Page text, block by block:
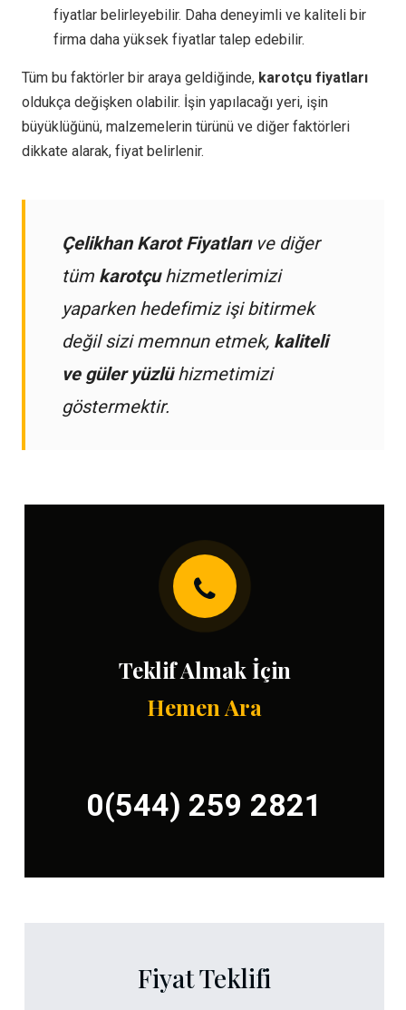
fiyatlar belirleyebilir. Daha deneyimli ve kaliteli bir
firma daha yüksek fiyatlar talep edebilir.
Tüm bu faktörler bir araya geldiğinde, karotçu fiyatları
oldukça değişken olabilir. İşin yapılacağı yeri, işin
büyüklüğünü, malzemelerin türünü ve diğer faktörleri
dikkate alarak, fiyat belirlenir.
Çelikhan Karot Fiyatlarıve diğer
tüm karotçuhizmetlerimizi
yaparken hedefimiz işi bitirmek
değil sizi memnun etmek, kaliteli
ve güler yüzlühizmetimizi
göstermektir.
Teklif Almak İçin
Hemen Ara
0(544) 259 2821
Fiyat Teklifi